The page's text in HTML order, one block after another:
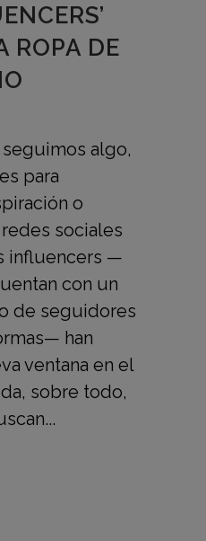
ROPA DE
algo,
para
o
sociales
influencers —
con un
de seguidores
han
ventana en el
sobre todo,